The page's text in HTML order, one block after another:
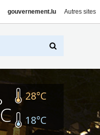
gouvernement.lu Autres sites
28°C
18°C